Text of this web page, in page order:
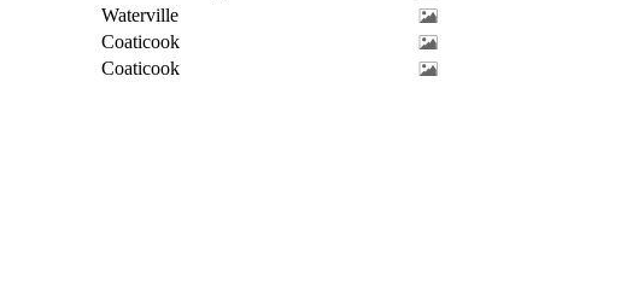
Waterville
Coaticook
Coaticook